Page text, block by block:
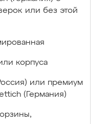
или без этой
корпуса
или премиум
(Германия)